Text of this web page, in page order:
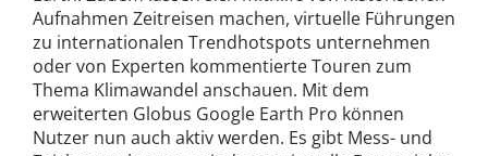
Aufnahmen Zeitreisen machen, virtuelle Führungen
zu internationalen Trendhotspots unternehmen
oder von Experten kommentierte Touren zum
Thema Klimawandel anschauen. Mit dem
erweiterten Globus Google Earth Pro können
Nutzer nun auch aktiv werden. Es gibt Mess- und